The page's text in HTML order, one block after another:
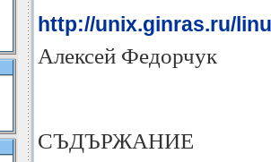
http://unix.ginras.ru/
Алексей Федорчук
СЪДЪРЖАНИЕ